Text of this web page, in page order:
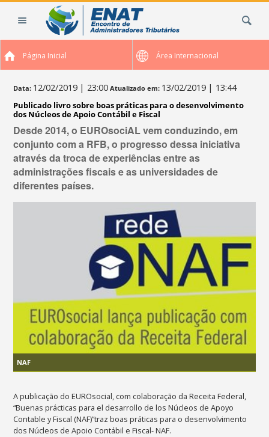
Página Inicial Área Internacional
Data: 12/02/2019 | 23:00 Atualizado em: 13/02/2019 | 13:44
Publicado livro sobre boas práticas para o desenvolvimento
dos Núcleos de Apoio Contábil e Fiscal
Desde 2014, o EUROsociAL vem conduzindo, em
conjunto com a RFB, o progresso dessa iniciativa
através da troca de experiências entre as
administrações fiscais e as universidades de
diferentes países.
NAF
A publicação do EUROsocial, com colaboração da Receita Federal,
“Buenas prácticas para el desarrollo de los Núcleos de Apoyo
Contable y Fiscal (NAF)”traz boas práticas para o desenvolvimento
dos Núcleos de Apoio Contábil e Fiscal- NAF.